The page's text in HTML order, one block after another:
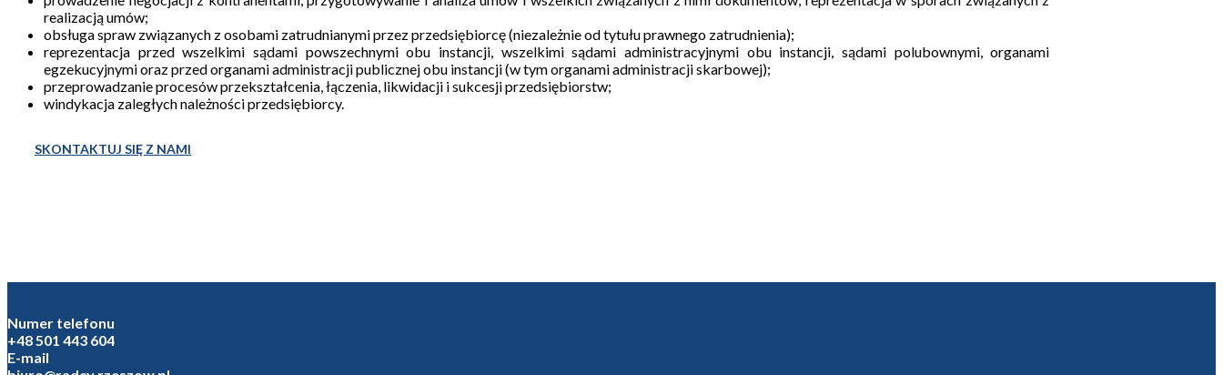
realizacją umów;
obsługa spraw związanych z osobami zatrudnianymi przez przedsiębiorcę (niezależnie od tytułu prawnego zatrudnienia);
reprezentacja przed wszelkimi sądami powszechnymi obu instancji, wszelkimi sądami administracyjnymi obu instancji, sądami polubownymi, organami
egzekucyjnymi oraz przed organami administracji publicznej obu instancji (w tym organami administracji skarbowej);
przeprowadzanie procesów przekształcenia, łączenia, likwidacji i sukcesji przedsiębiorstw;
windykacja zaległych należności przedsiębiorcy.
SKONTAKTUJ SIĘ Z NAMI
Numer telefonu
+48 501 443 604
E-mail